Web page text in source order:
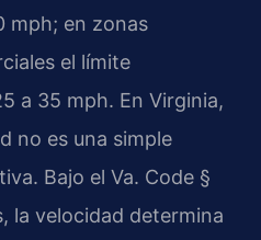
mph; en zonas
el límite
a 35 mph. En Virginia,
no es una simple
Bajo el Va. Code §
la velocidad determina